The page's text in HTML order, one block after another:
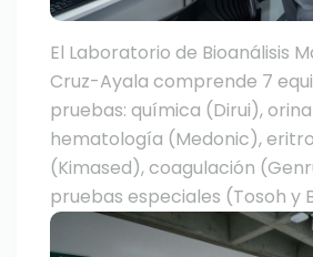
El Laboratorio de Bioanálisis
Cruz-Ayala comprende 7
pruebas: química (Dirui),
hematología (Medonic),
(Kimased), coagulación
pruebas especiales (Tosoh y